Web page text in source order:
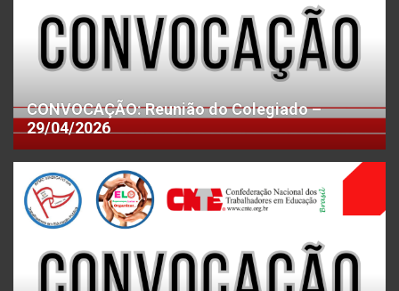
CONVOCAÇÃO: Reunião do Colegiado –
29/04/2026